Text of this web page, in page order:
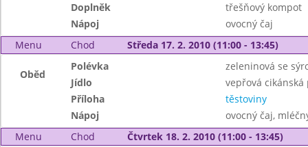
Doplněk
třešňový kompot
Nápoj
ovocný čaj
Menu
Chod Středa 17. 2. 2010 (11:00 - 13:45)
Oběd
Polévka
zeleninová se
Jídlo
vepřová cikánská
Příloha
těstoviny
Nápoj
ovocný čaj,
Menu
Chod Čtvrtek 18. 2. 2010 (11:00 - 13:45)